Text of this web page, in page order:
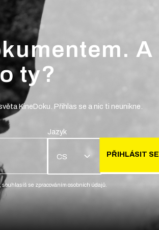
A
ty?
KineDoku. Přihlas se a nic ti neunikne.
Jazyk
CS PŘIHLÁSIT SE
se zpracováním osobních údajů.